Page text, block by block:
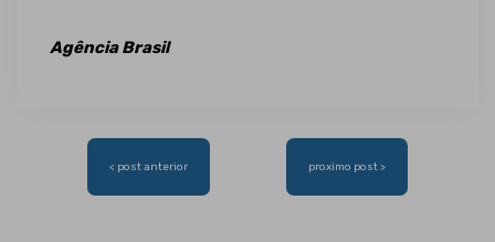
Agência Brasil
Navegação
< post anterior proximo post >